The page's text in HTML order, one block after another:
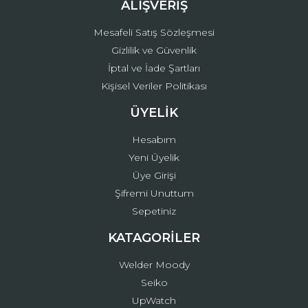
ALIŞVERİŞ
Mesafeli Satış Sözleşmesi
Gizlilik ve Güvenlik
İptal ve İade Şartları
Kişisel Veriler Politikası
ÜYELİK
Hesabım
Yeni Üyelik
Üye Girişi
Şifremi Unuttum
Sepetiniz
KATAGORİLER
Welder Moody
Seiko
UpWatch